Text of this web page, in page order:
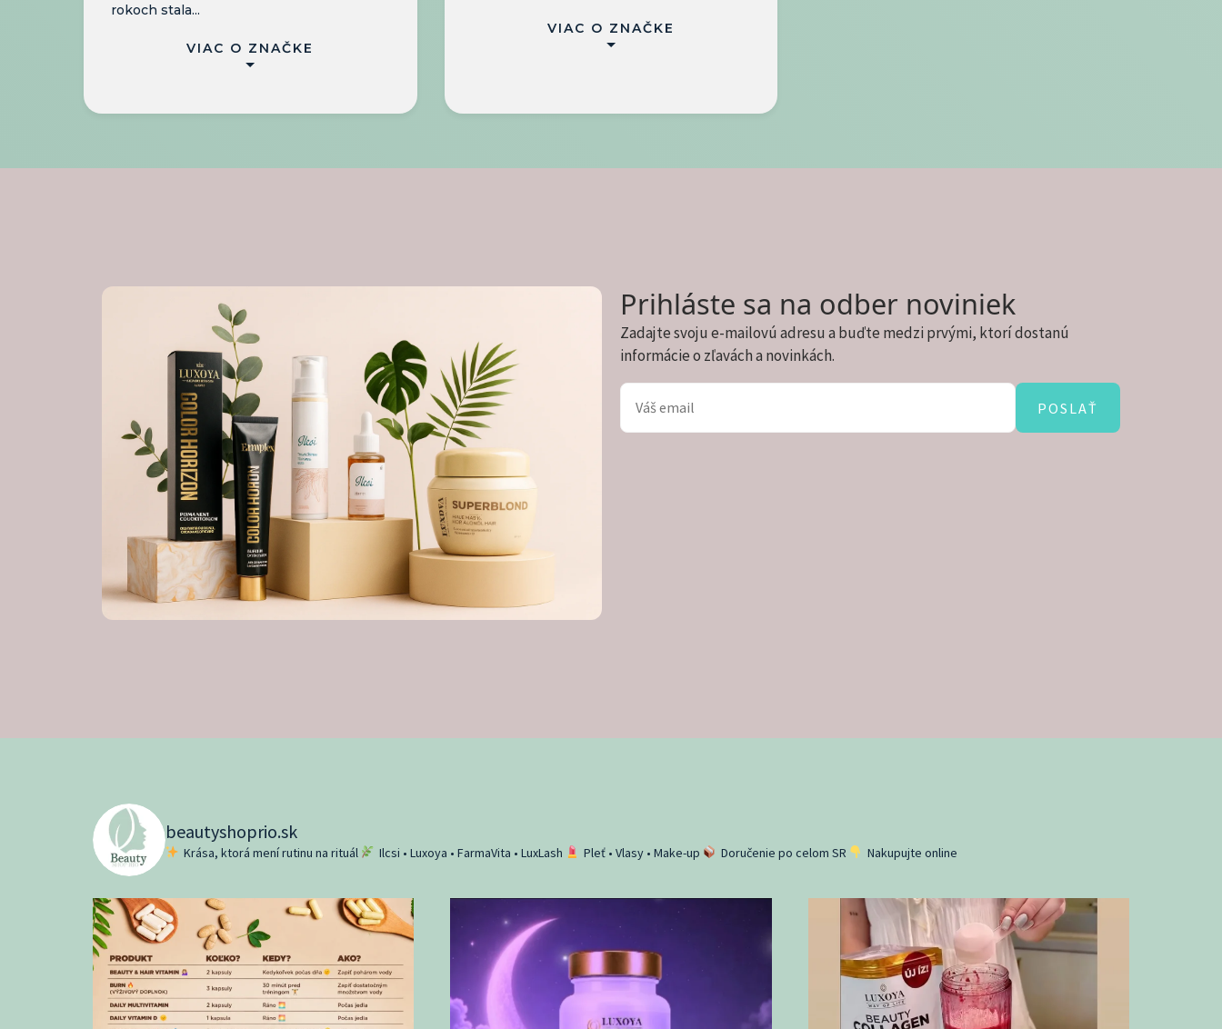
rokoch stala...
VIAC O ZNAČKE
VIAC O ZNAČKE
Prihláste sa na odber noviniek
Zadajte svoju e-mailovú adresu a buďte medzi prvými, ktorí dostanú
informácie o zľavách a novinkách.
POSLAŤ
beautyshoprio.sk
Krása, ktorá mení rutinu na rituál Ilcsi • Luxoya • FarmaVita • LuxLash Pleť • Vlasy • Make-up Doručenie po celom SR Nakupujte online